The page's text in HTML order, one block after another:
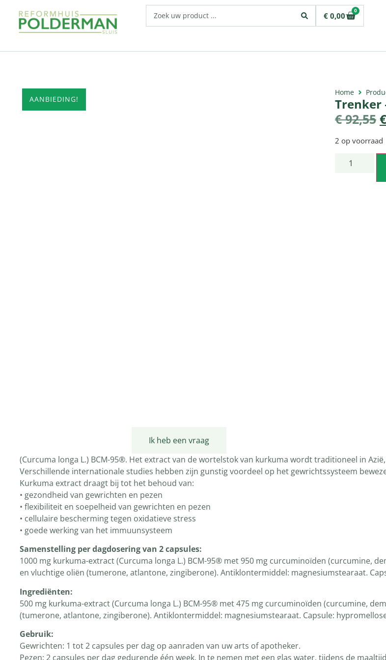
€ 0,00
0
AANBIEDING!
Home
Trenker
€92,55 €
2 op voorraad
Ik heb een vraag
(Curcuma longa L.) BCM-95®. Het extract van de wortelstok van kurkuma wordt traditioneel in
Verschillende internationale studies hebben zijn gunstig voordeel op het gewrichtssysteem
Kurkuma extract draagt bij tot het behoud van:
• gezondheid van gewrichten en pezen
• flexibiliteit en soepelheid van gewrichten en pezen
• cellulaire bescherming tegen oxidatieve stress
• goede werking van het immuunsysteem
Samenstelling per dagdosering van 2 capsules:
1000 mg kurkuma-extract (Curcuma longa L.) BCM-95® met 950 mg curcuminoïden (curcumine,
en vluchtige oliën (tumerone, atlantone, zingiberone). Antiklontermiddel: magnesiumstearaat.
Ingrediënten:
500 mg kurkuma-extract (Curcuma longa L.) BCM-95® met 475 mg curcuminoïden (curcumine,
(tumerone, atlantone, zingiberone). Antiklontermiddel: magnesiumstearaat. Capsule:
Gebruik:
Gewrichten: 1 tot 2 capsules per dag op aanraden van uw arts of apotheker.
Pezen: 2 capsules per dag gedurende één week. In te nemen met een glas water, tijdens de